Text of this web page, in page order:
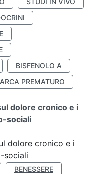
BISFENOLO A
PREMATURO
dolore cronico e i
sociali
dolore cronico e i
sociali
BENESSERE